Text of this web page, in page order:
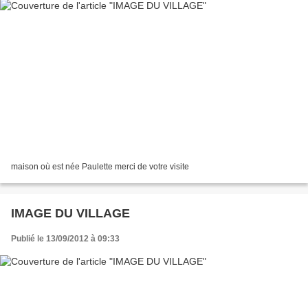
maison où est née Paulette merci de votre visite
IMAGE DU VILLAGE
Publié le 13/09/2012 à 09:33